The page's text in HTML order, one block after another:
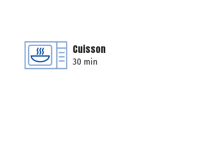
Cuisson
30 min